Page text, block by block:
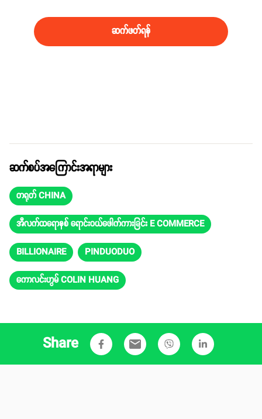
ဆက်ဖတ်ရန်
ဆက်စပ်အကြောင်းအရာများ
တရုတ် CHINA
အီလက်ထရောနစ် ရောင်းဝယ်ဖေါက်ကားခြင်း E COMMERCE
BILLIONAIRE PINDUODUO
ကောလင်းဟွမ် COLIN HUANG
Share email